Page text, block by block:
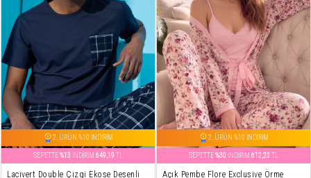
2. ÜRÜN %10 İNDİRİM
SEPETTE%13 İNDİRİM 649,19 TL
Lacivert Double Çizgi Ekose Desenli
2. ÜRÜN %10 İNDİRİM
SEPETTE%30 İNDİRİM 612,23 TL
Açık Pembe Flore Exclusive Örme